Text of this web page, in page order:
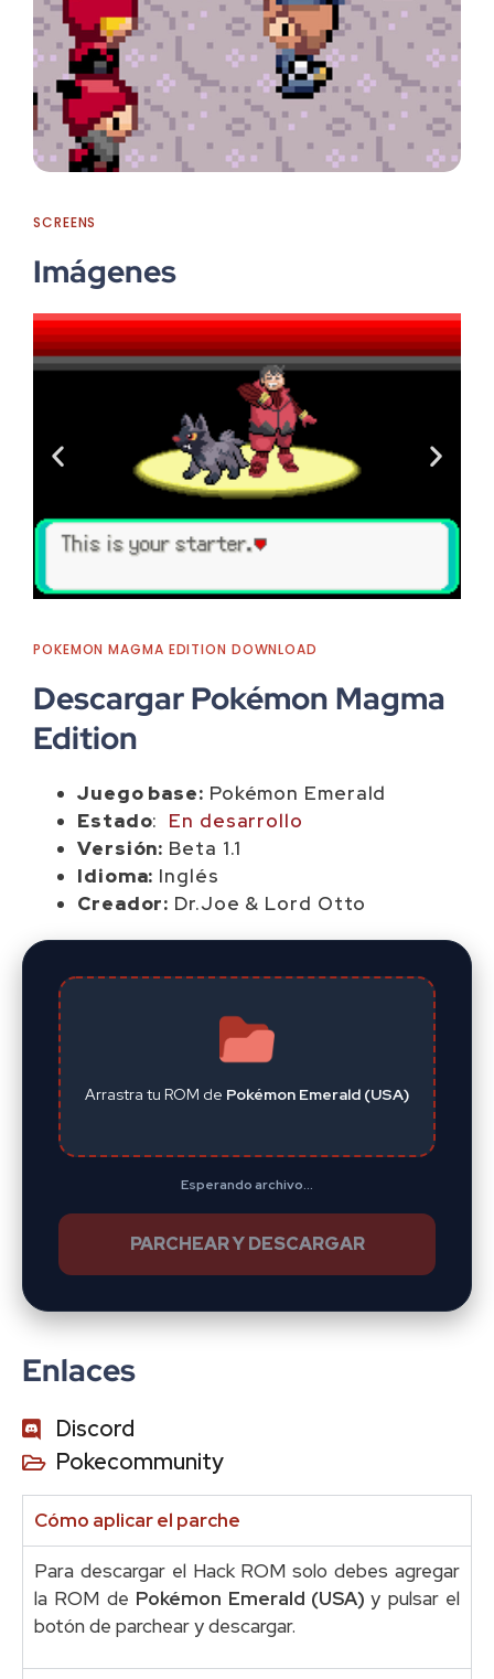
SCREENS
Imágenes
POKEMON MAGMA EDITION DOWNLOAD
Descargar Pokémon Magma
Edition
Juego base: Pokémon Emerald
Estado: En desarrollo
Versión: Beta 1.1
Idioma: Inglés
Creador: Dr.Joe & Lord Otto
Arrastra tu ROM de Pokémon Emerald (USA)
Esperando archivo...
PARCHEAR Y DESCARGAR
Enlaces
Discord
Pokecommunity
Cómo aplicar el parche
Para descargar el Hack ROM solo debes agregar
la ROM de Pokémon Emerald (USA)y pulsar el
botón de parchear y descargar.